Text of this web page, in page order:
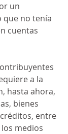
un
no tenía
cuentas
a la
hasta ahora,
bienes
entre
medios